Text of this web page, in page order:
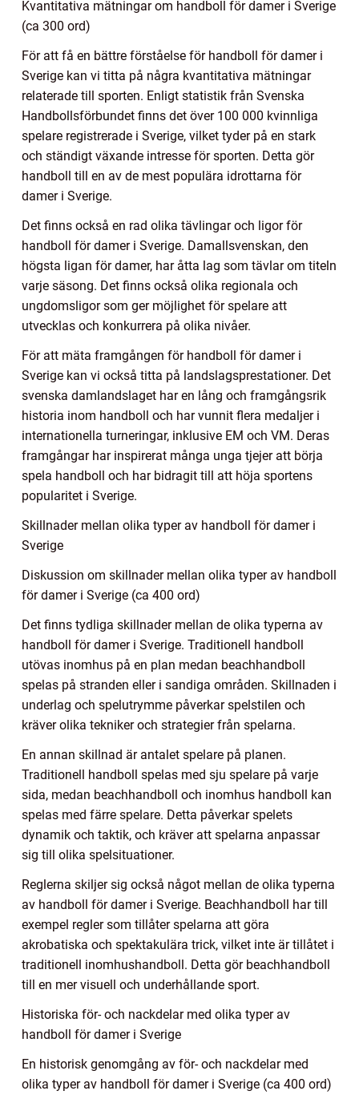
Kvantitativa mätningar om handboll för damer i Sverige
(ca 300 ord)
För att få en bättre förståelse för handboll för damer i
Sverige kan vi titta på några kvantitativa mätningar
relaterade till sporten. Enligt statistik från Svenska
Handbollsförbundet finns det över 100 000 kvinnliga
spelare registrerade i Sverige, vilket tyder på en stark
och ständigt växande intresse för sporten. Detta gör
handboll till en av de mest populära idrottarna för
damer i Sverige.
Det finns också en rad olika tävlingar och ligor för
handboll för damer i Sverige. Damallsvenskan, den
högsta ligan för damer, har åtta lag som tävlar om titeln
varje säsong. Det finns också olika regionala och
ungdomsligor som ger möjlighet för spelare att
utvecklas och konkurrera på olika nivåer.
För att mäta framgången för handboll för damer i
Sverige kan vi också titta på landslagsprestationer. Det
svenska damlandslaget har en lång och framgångsrik
historia inom handboll och har vunnit flera medaljer i
internationella turneringar, inklusive EM och VM. Deras
framgångar har inspirerat många unga tjejer att börja
spela handboll och har bidragit till att höja sportens
popularitet i Sverige.
Skillnader mellan olika typer av handboll för damer i
Sverige
Diskussion om skillnader mellan olika typer av handboll
för damer i Sverige (ca 400 ord)
Det finns tydliga skillnader mellan de olika typerna av
handboll för damer i Sverige. Traditionell handboll
utövas inomhus på en plan medan beachhandboll
spelas på stranden eller i sandiga områden. Skillnaden i
underlag och spelutrymme påverkar spelstilen och
kräver olika tekniker och strategier från spelarna.
En annan skillnad är antalet spelare på planen.
Traditionell handboll spelas med sju spelare på varje
sida, medan beachhandboll och inomhus handboll kan
spelas med färre spelare. Detta påverkar spelets
dynamik och taktik, och kräver att spelarna anpassar
sig till olika spelsituationer.
Reglerna skiljer sig också något mellan de olika typerna
av handboll för damer i Sverige. Beachhandboll har till
exempel regler som tillåter spelarna att göra
akrobatiska och spektakulära trick, vilket inte är tillåtet i
traditionell inomhushandboll. Detta gör beachhandboll
till en mer visuell och underhållande sport.
Historiska för- och nackdelar med olika typer av
handboll för damer i Sverige
En historisk genomgång av för- och nackdelar med
olika typer av handboll för damer i Sverige (ca 400 ord)